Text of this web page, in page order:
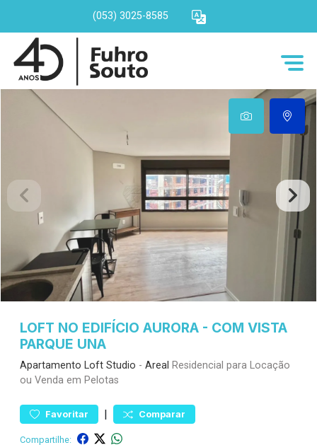
(053) 3025-8585
LOFT NO EDIFÍCIO AURORA - COM VISTA
PARQUE UNA
Apartamento Loft Studio - Areal Residencial para Locação
ou Venda em Pelotas
Favoritar | Comparar
Compartilhe: